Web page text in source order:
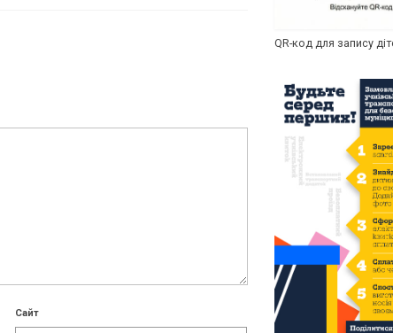
Сайт
QR-код для запису